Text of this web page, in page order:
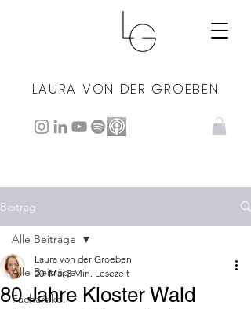
LAURA VON DER GROEBEN
Beitrag
Alle Beiträge
Fachartikel
Alle Beiträge
80 Jahre Kloster Wald
Laura von der Groeben
20. Mai 3 Min. Lesezeit